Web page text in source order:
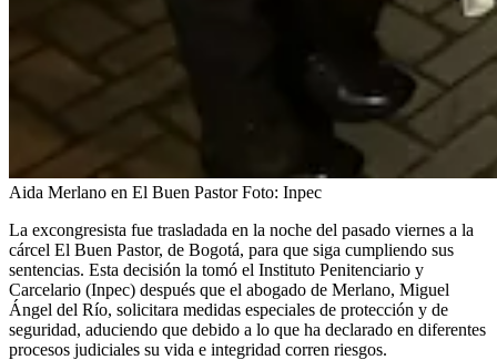
Aida Merlano en El Buen PastorFoto: Inpec
La excongresista fue trasladada en la noche del pasado viernes a la
cárcel El Buen Pastor, de Bogotá, para que siga cumpliendo sus
sentencias. Esta decisión la tomó el Instituto Penitenciario y
Carcelario (Inpec) después que el abogado de Merlano, Miguel
Ángel del Río, solicitara medidas especiales de protección y de
seguridad, aduciendo que debido a lo que ha declarado en diferentes
procesos judiciales su vida e integridad corren riesgos.